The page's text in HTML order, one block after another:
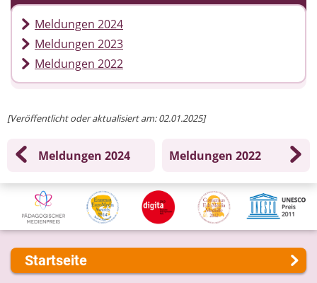
[Veröffentlicht oder aktualisiert am: 02.01.2025]
Meldungen 2024 Meldungen 2022
Meldungen 2024
Meldungen 2023
Meldungen 2022
Startseite